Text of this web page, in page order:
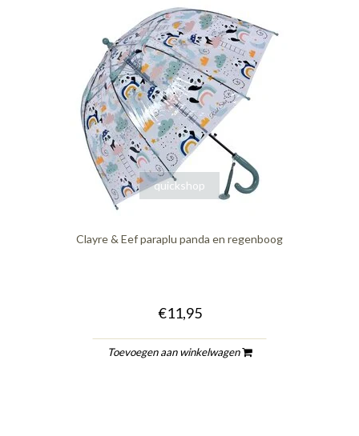
quickshop
Clayre & Eef paraplu panda en regenboog
€11,95
Toevoegen aan winkelwagen